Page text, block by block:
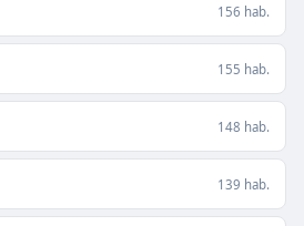
156 hab.
155 hab.
148 hab.
139 hab.